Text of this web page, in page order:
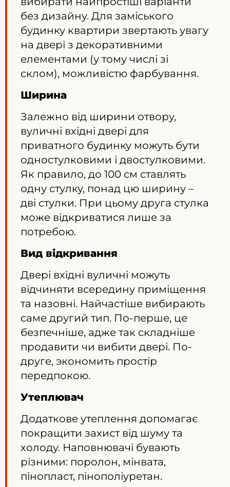
без дизайну. Для заміського
будинку квартири звертають увагу
на двері з декоративними
елементами (у тому числі зі
склом), можливістю фарбування.
Ширина
Залежно від ширини отвору,
вуличні вхідні двері для
приватного будинку можуть бути
одностулковими і двостулковими.
Як правило, до 100 см ставлять
одну стулку, понад цю ширину –
дві стулки. При цьому друга стулка
може відкриватися лише за
потребою.
Вид відкривання
Двері вхідні вуличні можуть
відчиняти всередину приміщення
та назовні. Найчастіше вибирають
саме другий тип. По-перше, це
безпечніше, адже так складніше
продавити чи вибити двері. По-
друге, экономить простір
передпокою.
Утеплювач
Додаткове утеплення допомагає
покращити захист від шуму та
холоду. Наповнювачі бувають
різними: поролон, мінвата,
пінопласт, пінополіуретан.